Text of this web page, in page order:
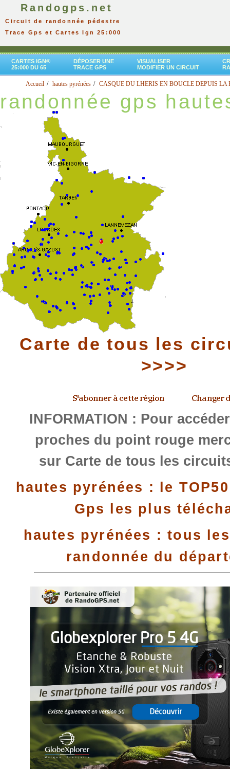
Randogps.net
Circuit de randonnée pédestre
Trace Gps et Cartes Ign 25:000
CARTES IGN®
25:000 DU 65
DÉPOSER UNE
TRACE GPS
VISUALISER
MODIFIER UN CIRCUIT
Accueil hautes pyrénées CASQUE DU LHERIS EN BOUCLE DEPUIS LA
randonnée gps
Carte de tous les
>>>>
INFORMATION : Pour
proches du point rouge
sur Carte de tous les
hautes pyrénées : le
Gps les plus
hautes pyrénées : tous
randonnée du